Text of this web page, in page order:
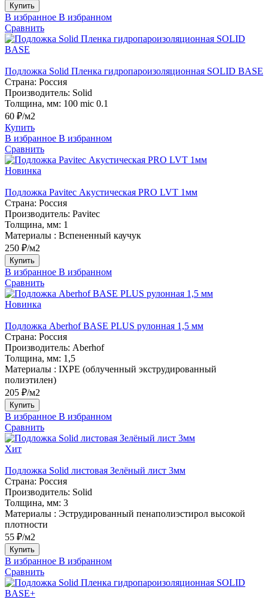
Купить
В избранное В избранном
Сравнить
Подложка Solid Пленка гидропароизоляционная SOLID BASE
Страна: Россия
Производитель: Solid
Толщина, мм: 100 mic 0.1
60 ₽/м2
Купить
В избранное В избранном
Сравнить
Новинка
Подложка Pavitec Акустическая PRO LVT 1мм
Страна: Россия
Производитель: Pavitec
Толщина, мм: 1
Материалы : Вспененный каучук
250 ₽/м2
Купить
В избранное В избранном
Сравнить
Новинка
Подложка Aberhof BASE PLUS рулонная 1,5 мм
Страна: Россия
Производитель: Aberhof
Толщина, мм: 1,5
Материалы : IXPE (облученный экструдированный
полиэтилен)
205 ₽/м2
Купить
В избранное В избранном
Сравнить
Хит
Подложка Solid листовая Зелёный лист 3мм
Страна: Россия
Производитель: Solid
Толщина, мм: 3
Материалы : Эструдированный пенаполиэстирол высокой
плотности
55 ₽/м2
Купить
В избранное В избранном
Сравнить